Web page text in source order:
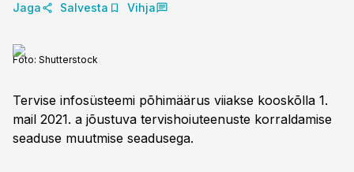
Jaga Salvesta Vihja
Foto: Shutterstock
Tervise infosüsteemi põhimäärus viiakse kooskõlla 1.
mail 2021. a jõustuva tervishoiuteenuste korraldamise
seaduse muutmise seadusega.